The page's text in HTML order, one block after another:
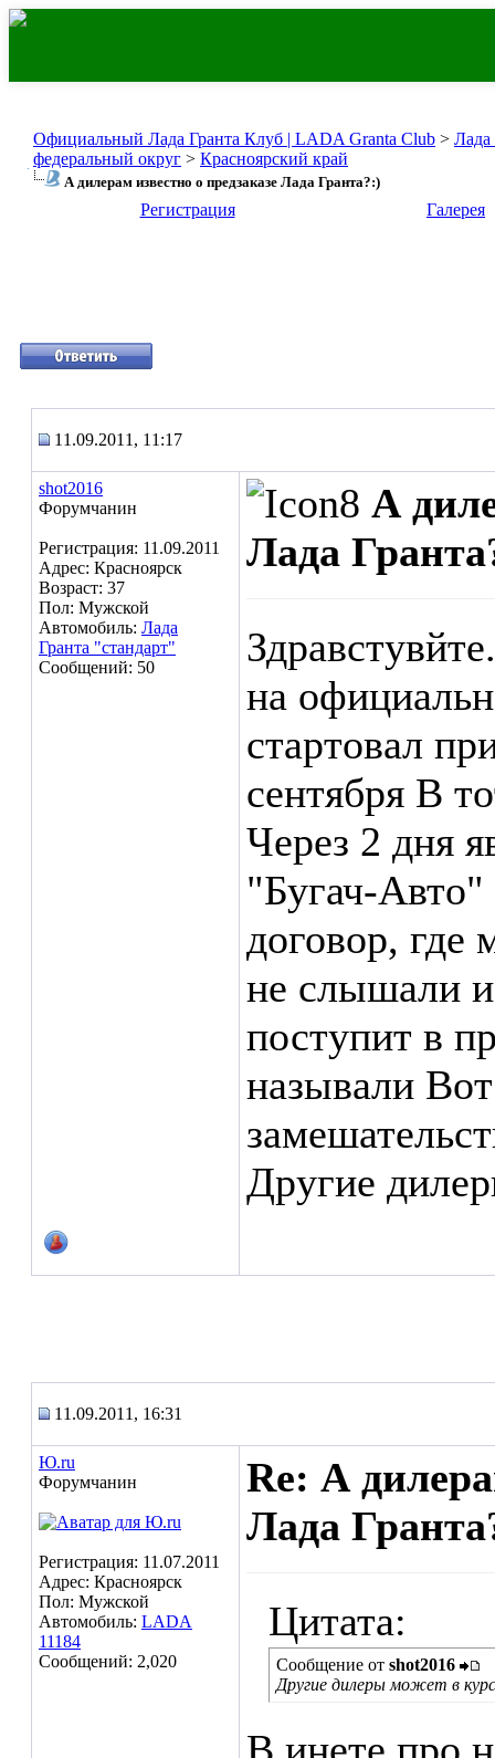
Официальный Лада Гранта Клуб | LADA Granta Club > Лада
федеральный округ > Красноярский край
А дилерам известно о предзаказе Лада Гранта?:)
Регистрация Галерея
11.09.2011, 11:17
shot2016
Форумчанин
Регистрация: 11.09.2011
Адрес: Красноярск
Возраст: 37
Пол: Мужской
Автомобиль: Лада
Гранта "стандарт"
Сообщений: 50
А
Лада
на
стартовал
сентября В
Через 2 дня
"Бугач-Авто"
договор, где
не слышали и
поступит в
называли
Другие
11.09.2011, 16:31
Ю.ru
Форумчанин
Регистрация: 11.07.2011
Адрес: Красноярск
Пол: Мужской
Автомобиль: LADA
11184
Сообщений: 2,020
Re: А
Лада
Цитата:
Сообщение от shot2016
Другие дилеры может в